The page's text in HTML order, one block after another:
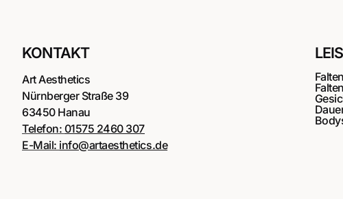
KONTAKT
Art Aesthetics
Nürnberger Straße 39
63450 Hanau
Telefon: 01575 2460 307
E-Mail: info@artaesthetics.de